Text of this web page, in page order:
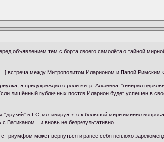
объявлением тем с борта своего самолёта о тайной
встреча между Митрополитом Иларионом и Папой Римским
я предупреждал о роли митр. Алфеева: "генерал
лишённый публичных постов Иларион будет успешен в
в ЕС, мотивируя это в большой мере именно
Ватиканом... и вновь не безрезультативно.
может вернуться и ранее себя неплохо